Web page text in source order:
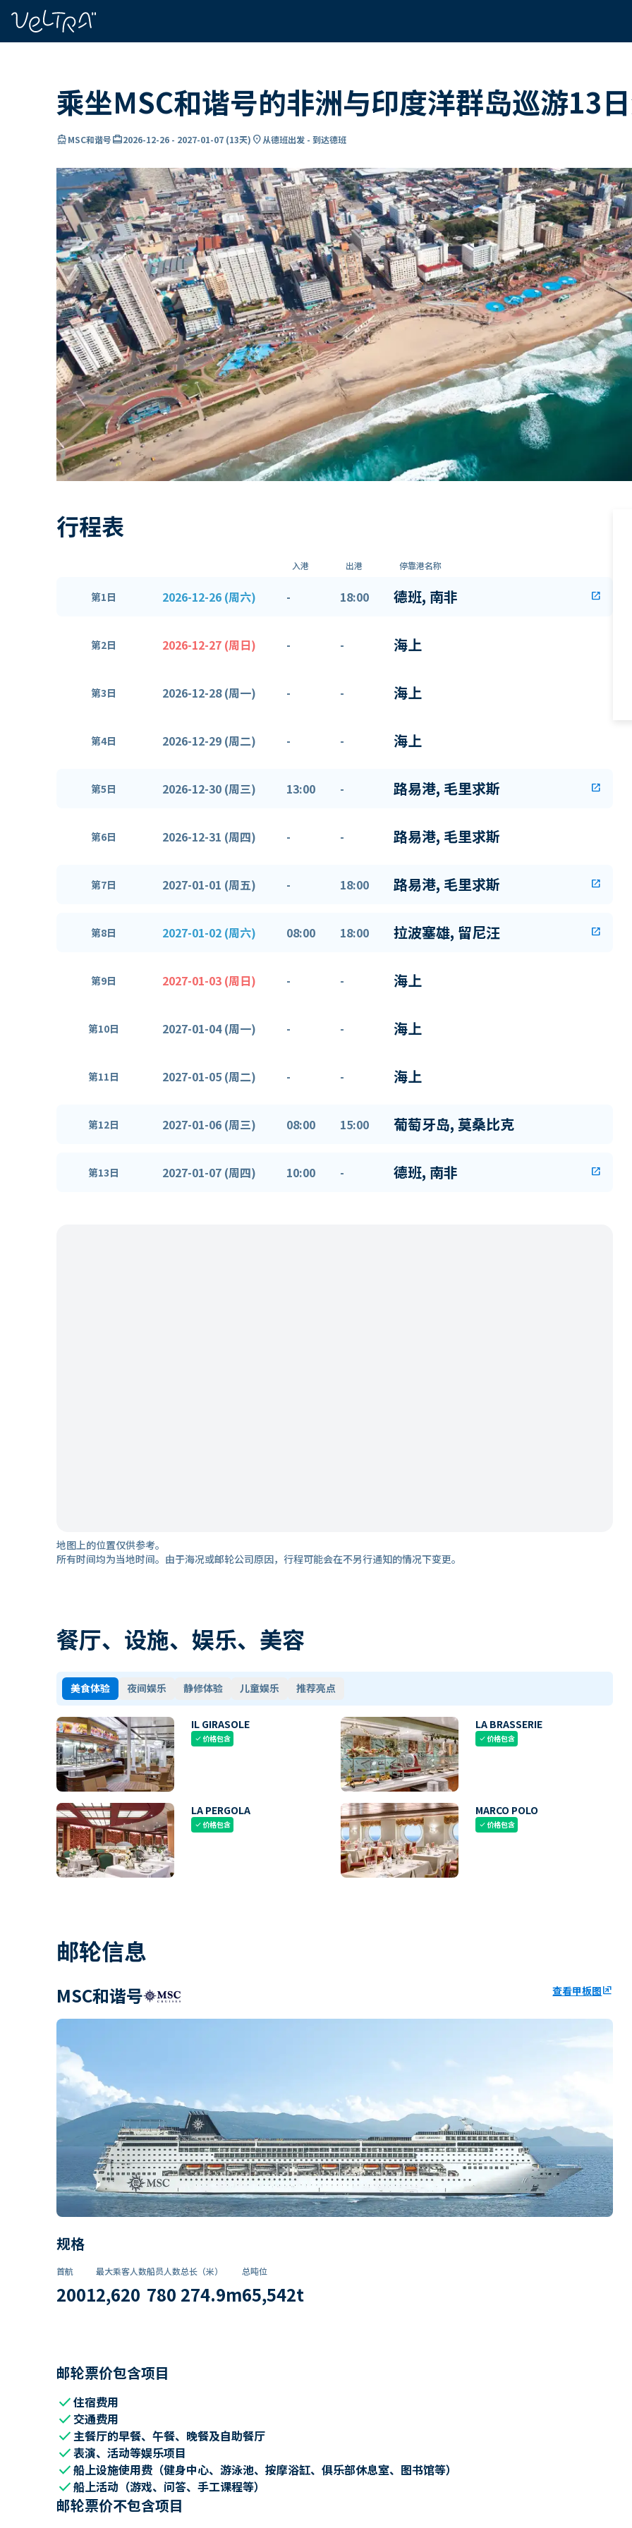
乘坐MSC和谐号的非洲与印度洋群岛巡游13
directions_boatMSC和谐号card_travel2026-12-26 - 2027-01-07 (13天) location_on从德班出发 - 到达德班
行程表
入港 出港 停靠港名称
第1日 2026-12-26 (周六) - 18:00 德班, 南非 open_in_new
第2日 2026-12-27 (周日) - - 海上
第3日 2026-12-28 (周一) - - 海上
第4日 2026-12-29 (周二) - - 海上
第5日 2026-12-30 (周三) 13:00 - 路易港, 毛里求斯 open_in_new
第6日 2026-12-31 (周四) - - 路易港, 毛里求斯
第7日 2027-01-01 (周五) - 18:00 路易港, 毛里求斯 open_in_new
第8日 2027-01-02 (周六) 08:00 18:00 拉波塞雄, 留尼汪 open_in_new
第9日 2027-01-03 (周日) - - 海上
第10日 2027-01-04 (周一) - - 海上
第11日 2027-01-05 (周二) - - 海上
第12日 2027-01-06 (周三) 08:00 15:00 葡萄牙岛, 莫桑比克
第13日 2027-01-07 (周四) 10:00 - 德班, 南非 open_in_new
地图上的位置仅供参考。
所有时间均为当地时间。由于海况或邮轮公司原因，行程可能会在不另行通知的情况下变更。
餐厅、设施、娱乐、美容
美食体验 夜间娱乐 静修体验 儿童娱乐 推荐亮点
IL GIRASOLE
check价格包含
LA BRASSERIE
check价格包含
LA PERGOLA
check价格包含
MARCO POLO
check价格包含
邮轮信息
MSC和谐号 查看甲板图ungroup
规格
首航
2001
最大乘客人数
2,620
船员人数
780
总长（米）
274.9m
总吨位
65,542t
邮轮票价包含项目
check住宿费用
check 交通费用
check主餐厅的早餐、午餐、晚餐及自助餐厅
check表演、活动等娱乐项目
check船上设施使用费（健身中心、游泳池、按摩浴缸、俱乐部休息室、图书馆等）
check船上活动（游戏、问答、手工课程等）
邮轮票价不包含项目